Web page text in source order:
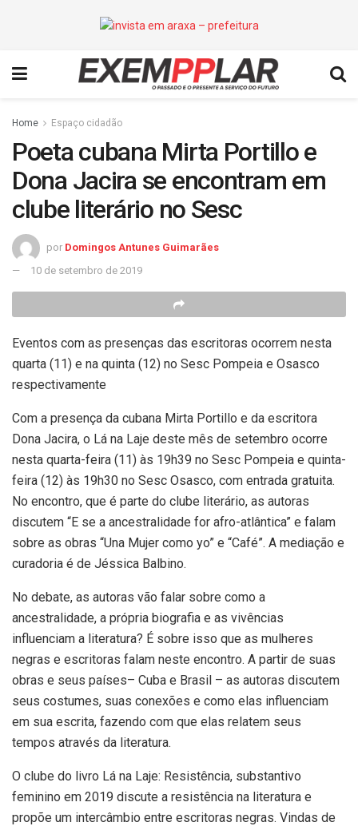
Home Espaço cidadão
Poeta cubana Mirta Portillo e
Dona Jacira se encontram em
clube literário no Sesc
por Domingos Antunes Guimarães
10 de setembro de 2019
Eventos com as presenças das escritoras ocorrem nesta
quarta (11) e na quinta (12) no Sesc Pompeia e Osasco
respectivamente
Com a presença da cubana Mirta Portillo e da escritora
Dona Jacira, o Lá na Laje deste mês de setembro ocorre
nesta quarta-feira (11) às 19h39 no Sesc Pompeia e quinta-
feira (12) às 19h30 no Sesc Osasco, com entrada gratuita.
No encontro, que é parte do clube literário, as autoras
discutem “E se a ancestralidade for afro-atlântica” e falam
sobre as obras “Una Mujer como yo” e “Café”. A mediação e
curadoria é de Jéssica Balbino.
No debate, as autoras vão falar sobre como a
ancestralidade, a própria biografia e as vivências
influenciam a literatura? É sobre isso que as mulheres
negras e escritoras falam neste encontro. A partir de suas
obras e seus países– Cuba e Brasil – as autoras discutem
seus costumes, suas conexões e como elas influenciam
em sua escrita, fazendo com que elas relatem seus
tempos através da literatura.
O clube do livro Lá na Laje: Resistência, substantivo
feminino em 2019 discute a resistência na literatura e
propõe um intercâmbio entre escritoras negras. Vindas de